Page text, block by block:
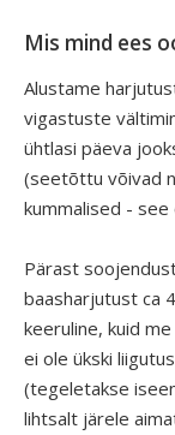
Mis mind ees
Alustame
vigastuste
ühtlasi päeva
(seetõttu võivad
kummalised - see
Pärast
baasharjutust ca
keeruline, kuid
ei ole ükski
(tegeletakse
lihtsalt järele